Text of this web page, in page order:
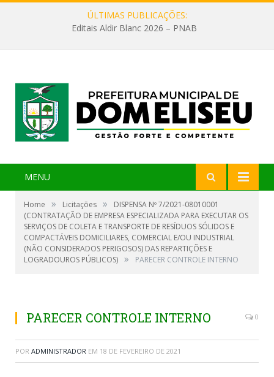
ÚLTIMAS PUBLICAÇÕES:
Editais Aldir Blanc 2026 – PNAB
MENU
Home » Licitações »
DISPENSA Nº 7/2021-08010001
(CONTRATAÇÃO DE EMPRESA ESPECIALIZADA PARA EXECUTAR OS
SERVIÇOS DE COLETA E TRANSPORTE DE RESÍDUOS SÓLIDOS E
COMPACTÁVEIS DOMICILIARES, COMERCIAL E/OU INDUSTRIAL
(NÃO CONSIDERADOS PERIGOSOS) DAS REPARTIÇÕES E
LOGRADOUROS PÚBLICOS) » PARECER CONTROLE INTERNO
PARECER CONTROLE INTERNO 0
POR ADMINISTRADOR EM 18 DE FEVEREIRO DE 2021